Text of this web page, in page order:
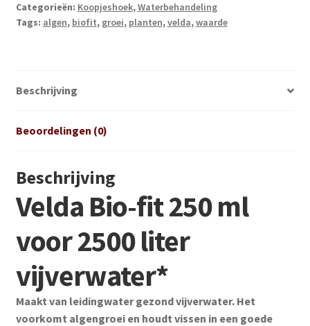
Buxus
Over ons
aantal
Categorieën: Koopjeshoek,Waterbehandeling
Tags: algen, biofit, groei, planten,velda,waarde
Beschrijving
Beoordelingen (0)
Beschrijving
Velda Bio-fit 250 ml
voor 2500 liter
vijverwater*
Maakt van leidingwater gezond vijverwater. Het
voorkomt algengroei en houdt vissen in een goede